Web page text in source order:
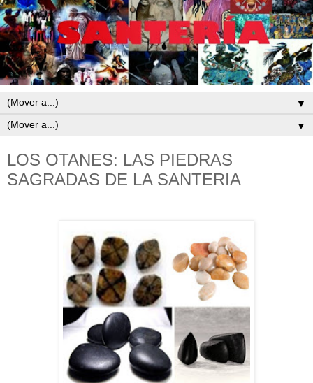
▼
▼
LOS OTANES: LAS PIEDRAS
SAGRADAS DE LA SANTERIA